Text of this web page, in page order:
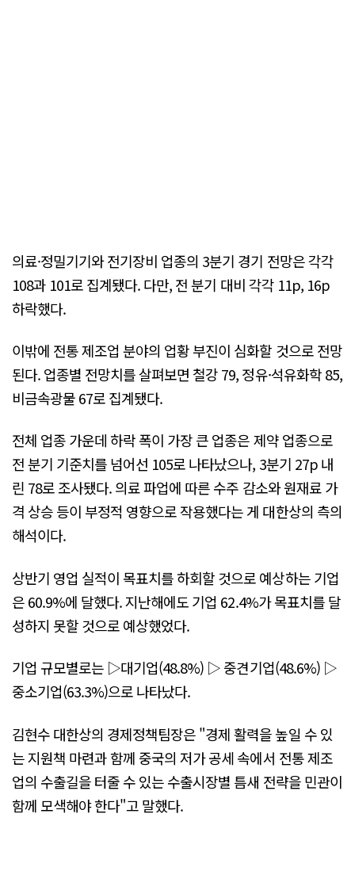
의료·정밀기기와 전기장비 업종의 3분기 경기 전망은 각각
108과 101로 집계됐다. 다만, 전 분기 대비 각각 11p, 16p
하락했다.
이밖에 전통 제조업 분야의 업황 부진이 심화할 것으로 전망
된다. 업종별 전망치를 살펴보면 철강 79, 정유·석유화학 85,
비금속광물 67로 집계됐다.
전체 업종 가운데 하락 폭이 가장 큰 업종은 제약 업종으로
전 분기 기준치를 넘어선 105로 나타났으나, 3분기 27p 내
린 78로 조사됐다. 의료 파업에 따른 수주 감소와 원재료 가
격 상승 등이 부정적 영향으로 작용했다는 게 대한상의 측의
해석이다.
상반기 영업 실적이 목표치를 하회할 것으로 예상하는 기업
은 60.9%에 달했다. 지난해에도 기업 62.4%가 목표치를 달
성하지 못할 것으로 예상했었다.
기업 규모별로는 ▷대기업(48.8%) ▷ 중견기업(48.6%) ▷
중소기업(63.3%)으로 나타났다.
김현수 대한상의 경제정책팀장은 "경제 활력을 높일 수 있
는 지원책 마련과 함께 중국의 저가 공세 속에서 전통 제조
업의 수출길을 터줄 수 있는 수출시장별 틈새 전략을 민관이
함께 모색해야 한다"고 말했다.